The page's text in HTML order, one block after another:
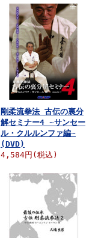
剛柔流拳法 古伝の裏分
解セミナー4 ~サンセー
ル・クルルンファ編~
(DVD)
4,584円(税込)